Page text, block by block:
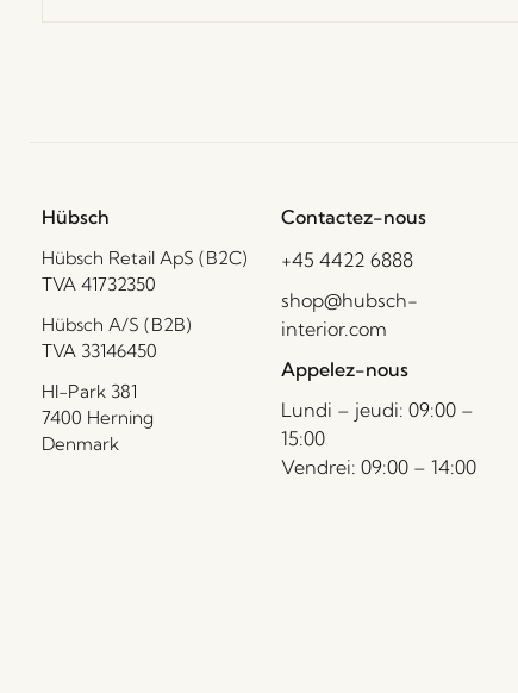
Hübsch
Hübsch Retail ApS (B2C)
TVA 41732350
Hübsch A/S (B2B)
TVA 33146450
HI-Park 381
7400 Herning
Denmark
Contactez-nous
+45 4422 6888
shop@hubsch-
interior.com
Appelez-nous
Lundi – jeudi: 09:00 –
15:00
Vendrei: 09:00 – 14:00